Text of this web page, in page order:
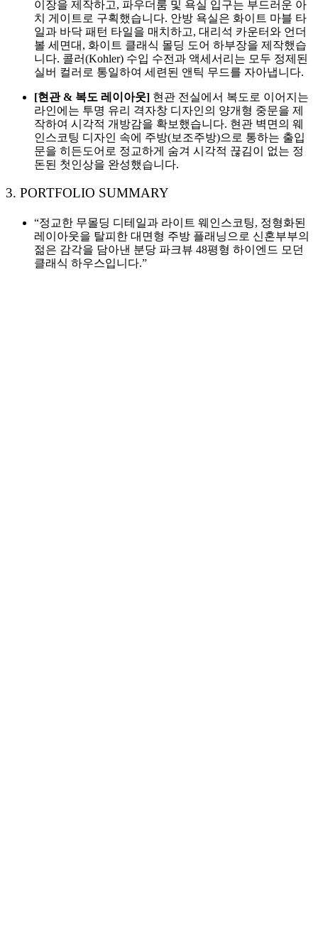
이장을 제작하고, 파우더룸 및 욕실 입구는 부드러운 아
치 게이트로 구획했습니다. 안방 욕실은 화이트 마블 타
일과 바닥 패턴 타일을 매치하고, 대리석 카운터와 언더
볼 세면대, 화이트 클래식 몰딩 도어 하부장을 제작했습
니다. 콜러(Kohler) 수입 수전과 액세서리는 모두 정제된
실버 컬러로 통일하여 세련된 앤틱 무드를 자아냅니다.
[현관 & 복도 레이아웃] 현관 전실에서 복도로 이어지는
라인에는 투명 유리 격자창 디자인의 양개형 중문을 제
작하여 시각적 개방감을 확보했습니다. 현관 벽면의 웨
인스코팅 디자인 속에 주방(보조주방)으로 통하는 출입
문을 히든도어로 정교하게 숨겨 시각적 끊김이 없는 정
돈된 첫인상을 완성했습니다.
3. PORTFOLIO SUMMARY
“정교한 무몰딩 디테일과 라이트 웨인스코팅, 정형화된
레이아웃을 탈피한 대면형 주방 플래닝으로 신혼부부의
젊은 감각을 담아낸 분당 파크뷰 48평형 하이엔드 모던
클래식 하우스입니다.”